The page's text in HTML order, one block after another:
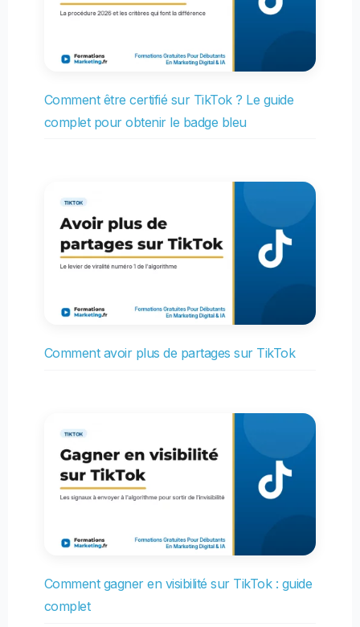
Comment être certifié sur TikTok ? Le guide
complet pour obtenir le badge bleu
Comment avoir plus de partages sur TikTok
Comment gagner en visibilité sur TikTok : guide
complet